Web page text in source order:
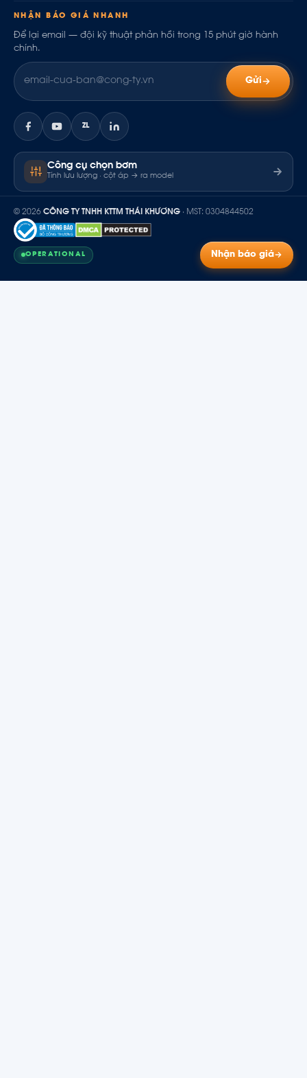
NHẬN BÁO GIÁ NHANH
Để lại email — đội kỹ thuật phản hồi trong 15 phút giờ hành
chính.
Gửi
ZL
Công cụ chọn bơm
Tính lưu lượng · cột áp → ra model
© 2026 CÔNG TY TNHH KTTM THÁI KHƯƠNG · MST: 0304844502
OPERATIONAL Nhận báo giá